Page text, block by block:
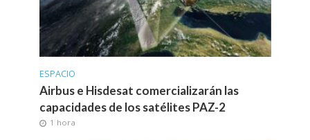
ESPACIO
Airbus e Hisdesat comercializarán las
capacidades de los satélites PAZ-2
1 hora